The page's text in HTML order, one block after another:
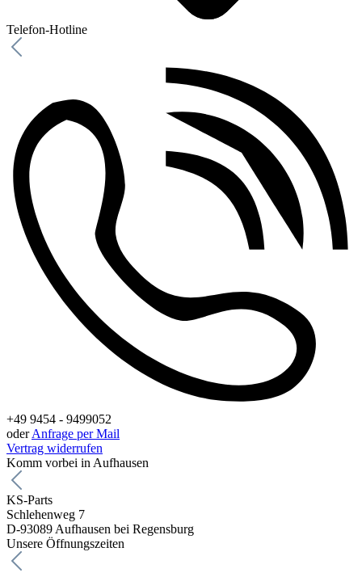
Telefon-Hotline
+49 9454 - 9499052
oderAnfrage per Mail
Vertrag widerrufen
Komm vorbei in Aufhausen
KS-Parts
Schlehenweg 7
D-93089 Aufhausen bei Regensburg
Unsere Öffnungszeiten